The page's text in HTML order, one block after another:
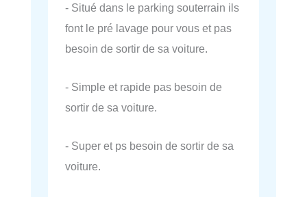
- Situé dans le parking souterrain ils
font le pré lavage pour vous et pas
besoin de sortir de sa voiture.
- Simple et rapide pas besoin de
sortir de sa voiture.
- Super et ps besoin de sortir de sa
voiture.